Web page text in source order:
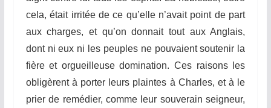
cela, était irritée de ce qu’elle n’avait point de part
aux charges, et qu’on donnait tout aux Anglais,
dont ni eux ni les peuples ne pouvaientsoutenir la
fière et orgueilleuse domination. Ces raisons les
obligèrent à porter leurs plaintes à Charles, et à le
prier de remédier, comme leur souverain seigneur,